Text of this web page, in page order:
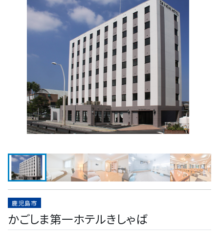
鹿児島市
かごしま第一ホテルきしゃば